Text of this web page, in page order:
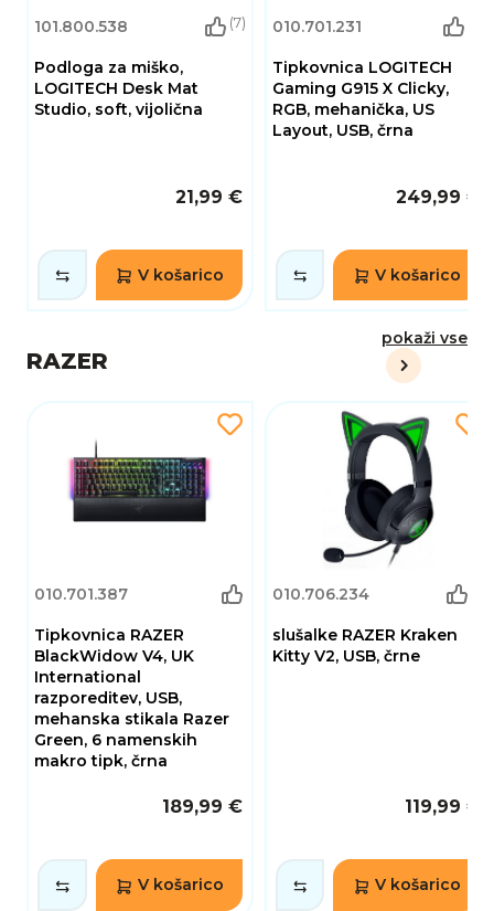
101.800.538 (7)
Podloga za miško,
LOGITECH Desk Mat
Studio, soft, vijolična
21,99 €
V košarico
010.701.231
Tipkovnica LOGITECH
Gaming G915 X Clicky,
RGB, mehanička, US
Layout, USB, črna
249,99 €
V košarico
RAZER
pokaži vse
010.701.387
Tipkovnica RAZER
BlackWidow V4, UK
International
razporeditev, USB,
mehanska stikala Razer
Green, 6 namenskih
makro tipk, črna
189,99 €
V košarico
010.706.234
slušalke RAZER Kraken
Kitty V2, USB, črne
119,99 €
V košarico